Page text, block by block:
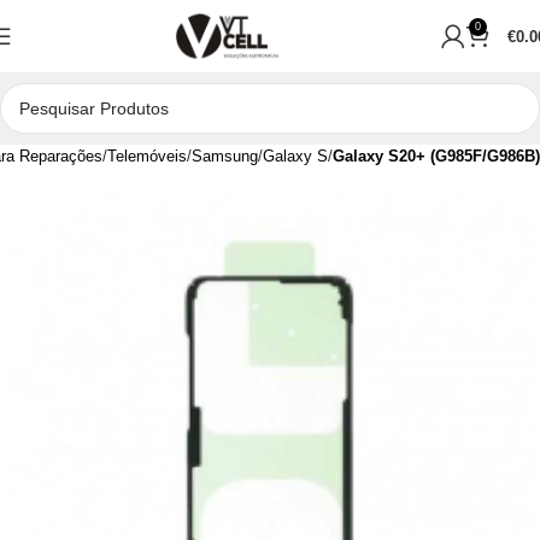
0
€
Reparações Telemóveis Samsung Galaxy S Galaxy S20+ (G985F/G986B)